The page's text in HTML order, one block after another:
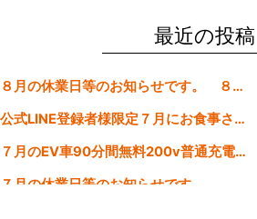
k
最近の投稿
８月の休業日等のお知らせです。 ８月より定休日は金曜日のみにします。
公式LINE登録者様限定７月にお食事された方にサービスクーポン発行
７月のEV車90分間無料200v普通充電クーポン券！！
７月の休業日等のお知らせです。